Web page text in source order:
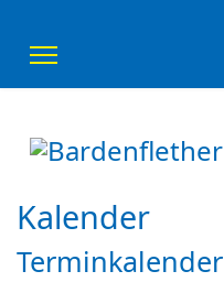
Kalender
Terminkalender